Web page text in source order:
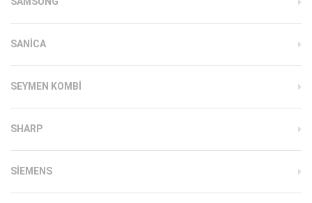
SANICA
SEYMEN KOMBI
SHARP
SIEMENS